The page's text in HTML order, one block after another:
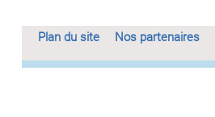
Plan du site Nos partenaires